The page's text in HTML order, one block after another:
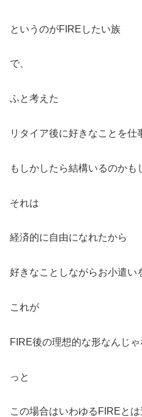
というのがFIREしたい族
で、
ふと考えた
リタイア後に好きなことを仕
もしかしたら結構いるのかも
それは
経済的に自由になれたから
好きなことしながらお小遣い
これが
FIRE後の理想的な形なんじ
っと
この場合はいわゆるFIREと